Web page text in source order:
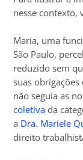
nesse contexto,
Maria, uma
São Paulo,
reduzido sem
suas
não seguia as
coletiva da
a Dra. Mariele
direito